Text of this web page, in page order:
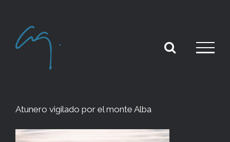
content
Atunero vigilado por el monte Alba